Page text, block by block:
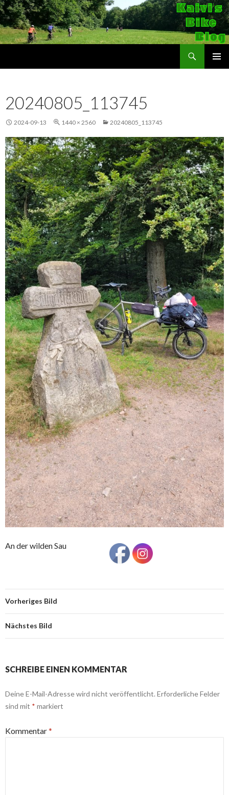
20240805_113745
2024-09-13 1440 × 2560 20240805_113745
An der wilden Sau
Vorheriges Bild
Nächstes Bild
SCHREIBE EINEN KOMMENTAR
Deine E-Mail-Adresse wird nicht veröffentlicht. Erforderliche Felder
sind mit * markiert
Kommentar*